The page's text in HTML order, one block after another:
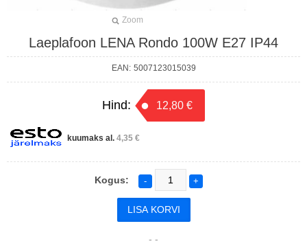
Zoom
Laeplafoon LENA Rondo 100W E27 IP44
EAN: 5007123015039
Hind: 12,80 €
kuumaks al. 4,35 €
Kogus: - +
- -